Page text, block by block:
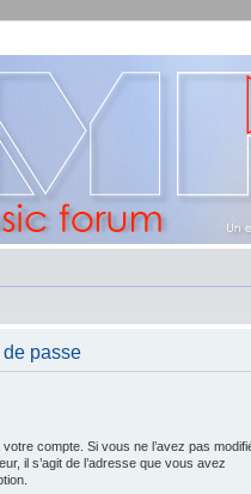
de passe
compte. Si vous ne l’avez pas
il s’agit de l’adresse que vous avez